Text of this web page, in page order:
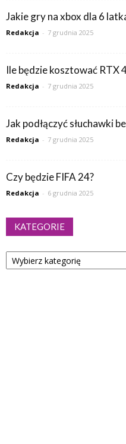
Jakie gry na xbox dla 6
Redakcja - 7 grudnia 2025
Ile będzie kosztować RTX
Redakcja - 7 grudnia 2025
Jak podłączyć słuchawki
Redakcja - 7 grudnia 2025
Czy będzie FIFA 24?
Redakcja - 6 grudnia 2025
KATEGORIE
Kategorie